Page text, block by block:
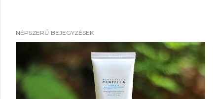
NÉPSZERŰ BEJEGYZÉSEK